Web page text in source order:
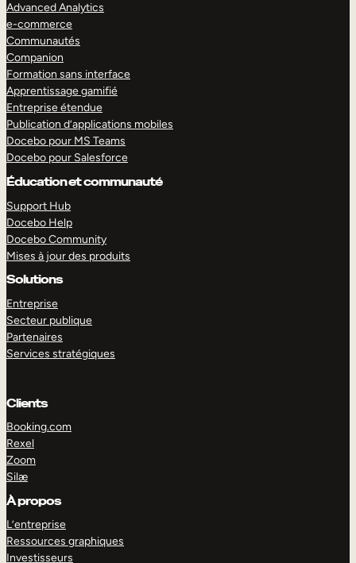
Advanced Analytics
e-commerce
Communautés
Companion
Formation sans interface
Apprentissage gamifié
Entreprise étendue
Publication d’applications mobiles
Docebo pour MS Teams
Docebo pour Salesforce
Éducation et communauté
Support Hub
Docebo Help
Docebo Community
Mises à jour des produits
Solutions
Entreprise
Secteur publique
Partenaires
Services stratégiques
Clients
Booking.com
Rexel
Zoom
Silæ
À propos
L’entreprise
Ressources graphiques
Investisseurs